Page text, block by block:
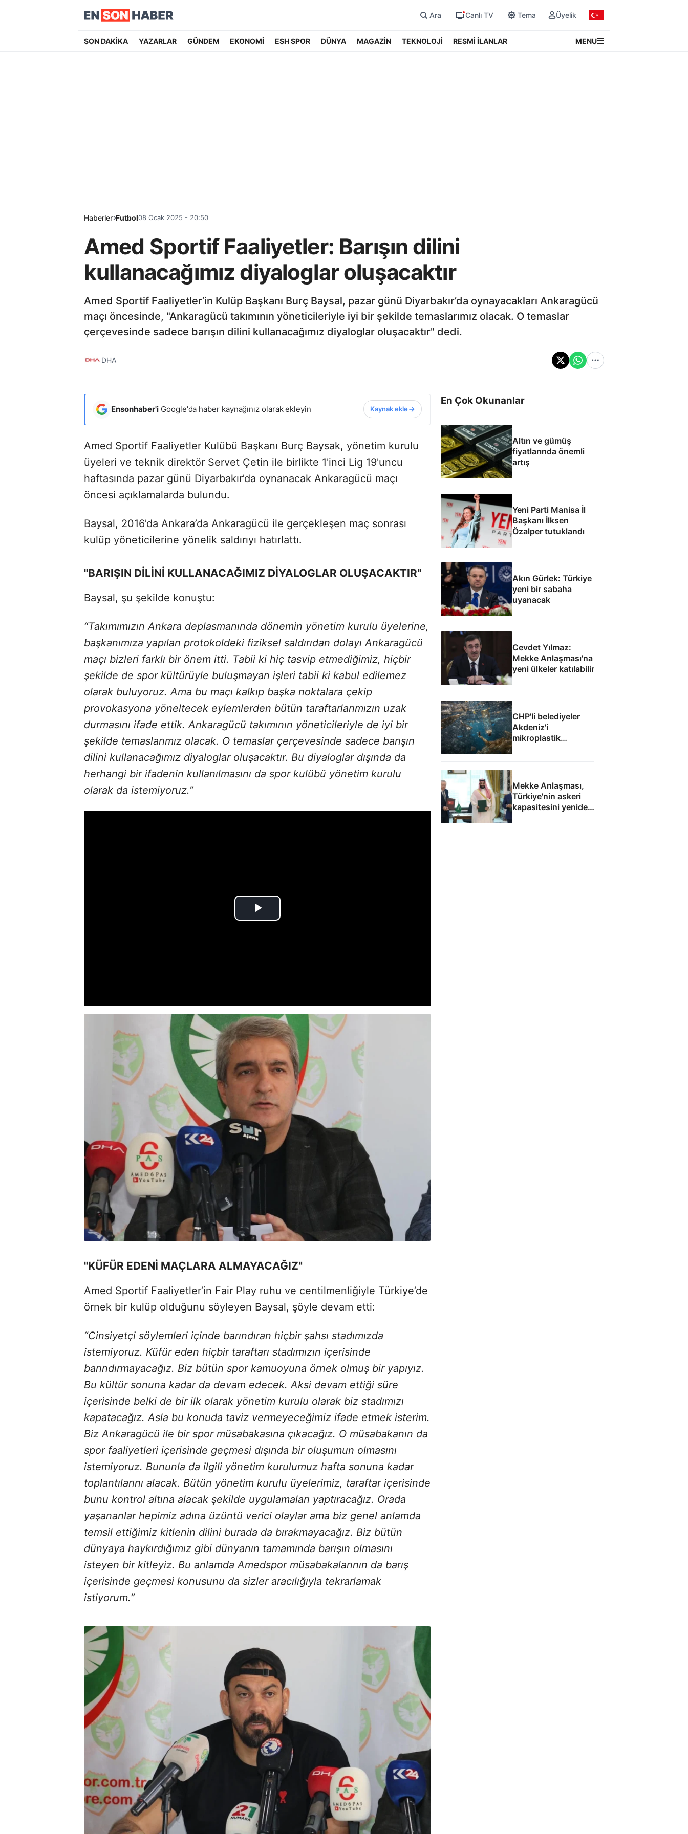
Ara Canlı TV Tema Üyelik
SON DAKİKA YAZARLAR GÜNDEM EKONOMİ ESH SPOR DÜNYA MAGAZİN TEKNOLOJİ RESMİ İLANLAR MENU
Haberler Futbol08 Ocak 2025 - 20:50
Amed Sportif Faaliyetler: Barışın dilini
kullanacağımız diyaloglar oluşacaktır
Amed Sportif Faaliyetler’in Kulüp Başkanı Burç Baysal, pazar günü Diyarbakır’da oynayacakları Ankaragücü
maçı öncesinde, "Ankaragücü takımının yöneticileriyle iyi bir şekilde temaslarımız olacak. O temaslar
çerçevesinde sadece barışın dilini kullanacağımız diyaloglar oluşacaktır" dedi.
DHA
Ensonhaber'i Google'da haber kaynağınız olarak ekleyin Kaynak ekle
Amed Sportif Faaliyetler Kulübü Başkanı Burç Baysak, yönetim kurulu
üyeleri ve teknik direktör Servet Çetin ile birlikte 1'inci Lig 19'uncu
haftasında pazar günü Diyarbakır’da oynanacak Ankaragücü maçı
öncesi açıklamalarda bulundu.
Baysal, 2016’da Ankara’da Ankaragücü ile gerçekleşen maç sonrası
kulüp yöneticilerine yönelik saldırıyı hatırlattı.
"BARIŞIN DİLİNİ KULLANACAĞIMIZ DİYALOGLAR OLUŞACAKTIR"
Baysal, şu şekilde konuştu:
“Takımımızın Ankara deplasmanında dönemin yönetim kurulu üyelerine,
başkanımıza yapılan protokoldeki fiziksel saldırıdan dolayı Ankaragücü
maçı bizleri farklı bir önem itti. Tabii ki hiç tasvip etmediğimiz, hiçbir
şekilde de spor kültürüyle buluşmayan işleri tabii ki kabul edilemez
olarak buluyoruz. Ama bu maçı kalkıp başka noktalara çekip
provokasyona yöneltecek eylemlerden bütün taraftarlarımızın uzak
durmasını ifade ettik. Ankaragücü takımının yöneticileriyle de iyi bir
şekilde temaslarımız olacak. O temaslar çerçevesinde sadece barışın
dilini kullanacağımız diyaloglar oluşacaktır. Bu diyaloglar dışında da
herhangi bir ifadenin kullanılmasını da spor kulübü yönetim kurulu
olarak da istemiyoruz.”
"KÜFÜR EDENİ MAÇLARA ALMAYACAĞIZ"
Amed Sportif Faaliyetler’in Fair Play ruhu ve centilmenliğiyle Türkiye’de
örnek bir kulüp olduğunu söyleyen Baysal, şöyle devam etti:
“Cinsiyetçi söylemleri içinde barındıran hiçbir şahsı stadımızda
istemiyoruz. Küfür eden hiçbir taraftarı stadımızın içerisinde
barındırmayacağız. Biz bütün spor kamuoyuna örnek olmuş bir yapıyız.
Bu kültür sonuna kadar da devam edecek. Aksi devam ettiği süre
içerisinde belki de bir ilk olarak yönetim kurulu olarak biz stadımızı
kapatacağız. Asla bu konuda taviz vermeyeceğimiz ifade etmek isterim.
Biz Ankaragücü ile bir spor müsabakasına çıkacağız. O müsabakanın da
spor faaliyetleri içerisinde geçmesi dışında bir oluşumun olmasını
istemiyoruz. Bununla da ilgili yönetim kurulumuz hafta sonuna kadar
toplantılarını alacak. Bütün yönetim kurulu üyelerimiz, taraftar içerisinde
bunu kontrol altına alacak şekilde uygulamaları yaptıracağız. Orada
yaşananlar hepimiz adına üzüntü verici olaylar ama biz genel anlamda
temsil ettiğimiz kitlenin dilini burada da bırakmayacağız. Biz bütün
dünyaya haykırdığımız gibi dünyanın tamamında barışın olmasını
isteyen bir kitleyiz. Bu anlamda Amedspor müsabakalarının da barış
içerisinde geçmesi konusunu da sizler aracılığıyla tekrarlamak
istiyorum.”
En Çok Okunanlar
Altın ve gümüş
fiyatlarında önemli
artış
Yeni Parti Manisa İl
Başkanı İlksen
Özalper tutuklandı
Akın Gürlek: Türkiye
yeni bir sabaha
uyanacak
Cevdet Yılmaz:
Mekke Anlaşması'na
yeni ülkeler katılabilir
CHP'li belediyeler
Akdeniz'i
mikroplastik
felaketine teslim etti
Mekke Anlaşması,
Türkiye'nin askeri
kapasitesini yeniden
uluslararası